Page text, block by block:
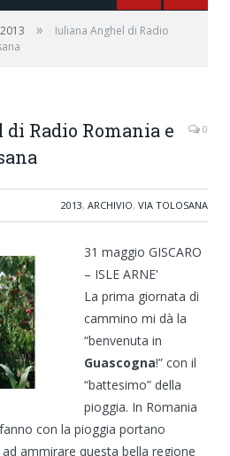
2013 »
Iuliana Anghel di Radio
Radio Romania e
0
2013, ARCHIVIO, VIA TOLOSANA
31 maggio GISCARO
– ISLE ARNE'
La prima giornata di
cammino mi dà la
“benvenuta in
Guascogna!” con il
“battesimo” della
pioggia. In Romania
con la pioggia portano
ammirare questa bella regione